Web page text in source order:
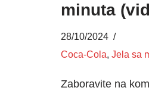
minuta
28/10/2024
Coca-Cola, Jela sa
Zaboravite na